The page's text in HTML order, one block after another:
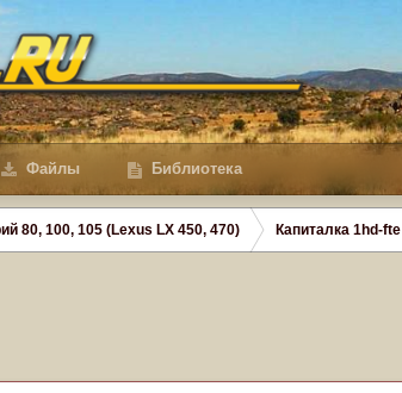
Файлы Библиотека
80, 100, 105 (Lexus LX 450, 470) Капиталка 1hd-fte